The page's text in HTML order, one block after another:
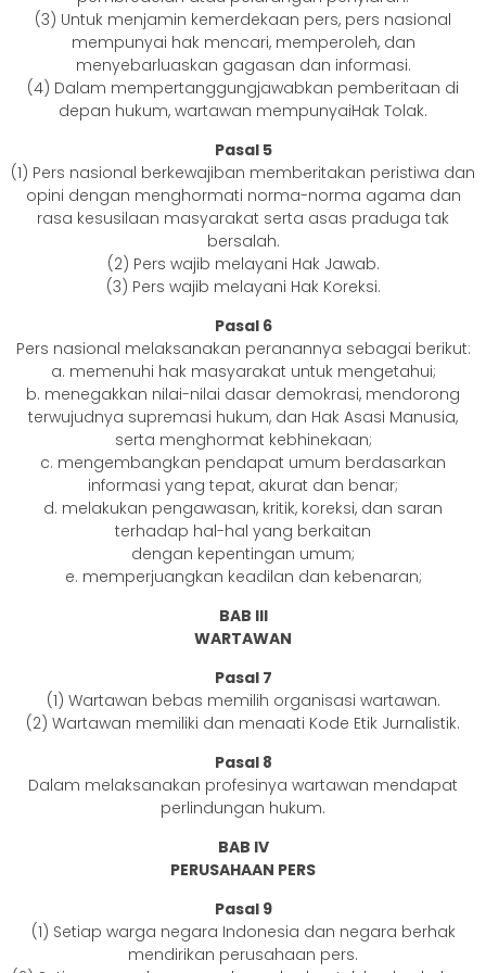
(3) Untuk menjamin kemerdekaan pers, pers nasional
mempunyai hak mencari, memperoleh, dan
menyebarluaskan gagasan dan informasi.
(4) Dalam mempertanggungjawabkan pemberitaan di
depan hukum, wartawan mempunyaiHak Tolak.
Pasal 5
(1) Pers nasional berkewajiban memberitakan peristiwa dan
opini dengan menghormati norma-norma agama dan
rasa kesusilaan masyarakat serta asas praduga tak
bersalah.
(2) Pers wajib melayani Hak Jawab.
(3) Pers wajib melayani Hak Koreksi.
Pasal 6
Pers nasional melaksanakan peranannya sebagai berikut:
a. memenuhi hak masyarakat untuk mengetahui;
b. menegakkan nilai-nilai dasar demokrasi, mendorong
terwujudnya supremasi hukum, dan Hak Asasi Manusia,
serta menghormat kebhinekaan;
c. mengembangkan pendapat umum berdasarkan
informasi yang tepat, akurat dan benar;
d. melakukan pengawasan, kritik, koreksi, dan saran
terhadap hal-hal yang berkaitan
dengan kepentingan umum;
e. memperjuangkan keadilan dan kebenaran;
BAB III
WARTAWAN
Pasal 7
(1) Wartawan bebas memilih organisasi wartawan.
(2) Wartawan memiliki dan menaati Kode Etik Jurnalistik.
Pasal 8
Dalam melaksanakan profesinya wartawan mendapat
perlindungan hukum.
BAB IV
PERUSAHAAN PERS
Pasal 9
(1) Setiap warga negara Indonesia dan negara berhak
mendirikan perusahaan pers.